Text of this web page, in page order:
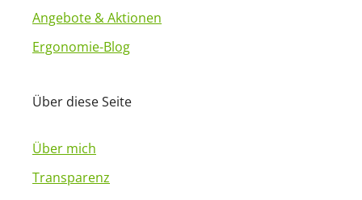
Angebote & Aktionen
Ergonomie-Blog
Über diese Seite
Über mich
Transparenz